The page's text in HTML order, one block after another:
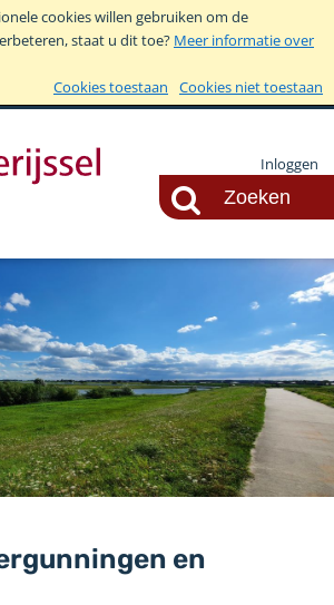
cookies willen gebruiken om de
staat u dit toe? Meer informatie over
Cookies toestaan
Cookies niet toestaan
Inloggen
en